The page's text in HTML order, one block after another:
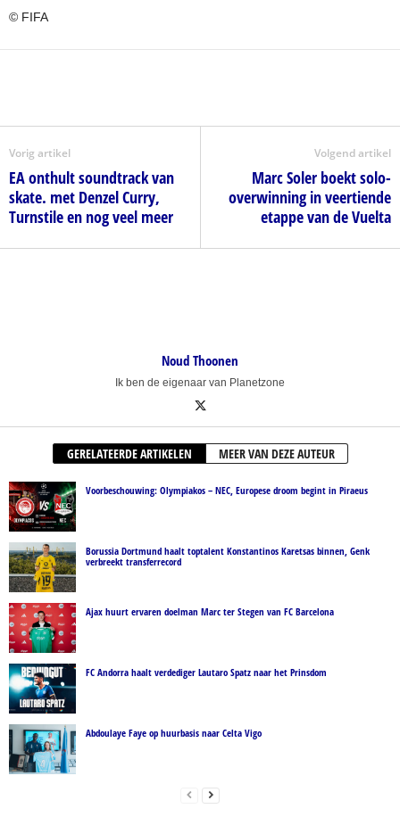
© FIFA
Vorig artikel
EA onthult soundtrack van
skate. met Denzel Curry,
Turnstile en nog veel meer
Volgend artikel
Marc Soler boekt solo-
overwinning in veertiende
etappe van de Vuelta
Noud Thoonen
Ik ben de eigenaar van Planetzone
GERELATEERDE ARTIKELEN MEER VAN DEZE AUTEUR
Voorbeschouwing: Olympiakos – NEC, Europese droom begint in Piraeus
Borussia Dortmund haalt toptalent Konstantinos Karetsas binnen, Genk
verbreekt transferrecord
Ajax huurt ervaren doelman Marc ter Stegen van FC Barcelona
FC Andorra haalt verdediger Lautaro Spatz naar het Prinsdom
Abdoulaye Faye op huurbasis naar Celta Vigo